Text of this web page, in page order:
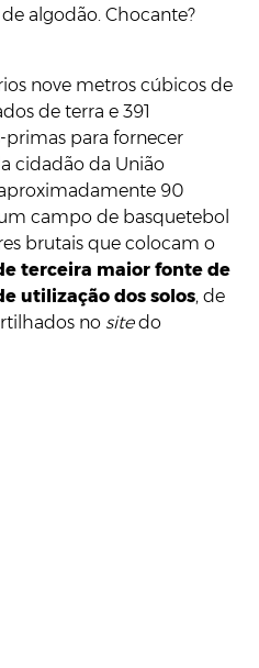
algodão. Chocante?
nove metros cúbicos de
de terra e 391
para fornecer
cidadão da União
90
campo de basquetebol
brutais que colocam o
terceira maior fonte de
utilização dos solos, de
no sitedo